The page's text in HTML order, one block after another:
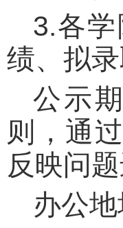
3.各
绩、拟
公示
则，通
反映问
办公